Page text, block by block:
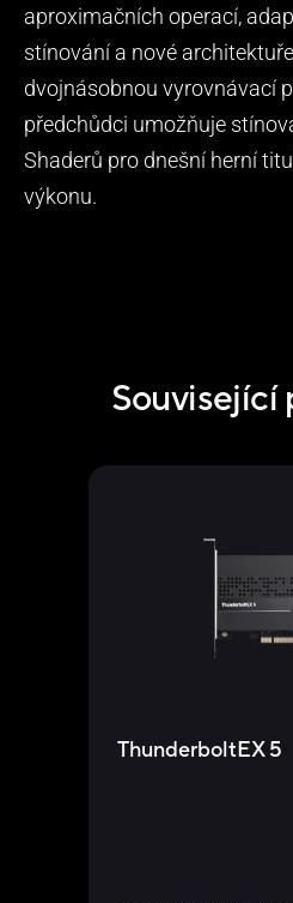
aproximačních operací,
stínování a nové
dvojnásobnou vyrovnávací
předchůdci umožňuje
Shaderů pro dnešní herní
výkonu.
Související
ThunderboltEX 5